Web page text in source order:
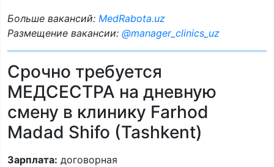
Больше вакансий: MedRabota.uz
Размещение вакансии: @manager_clinics_uz
Срочно требуется
МЕДСЕСТРА на дневную
смену в клинику Farhod
Madad Shifo (Tashkent)
Зарплата: договорная